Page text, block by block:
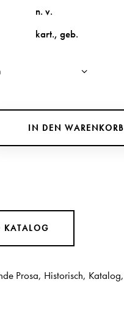
n. v.
kart.,geb.
IN DEN WARENKORB
KATALOG
Prosa, Historisch, Katalog,